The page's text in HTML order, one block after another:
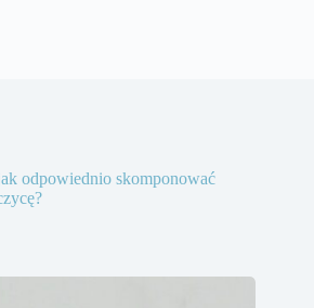
odpowiednio skomponować